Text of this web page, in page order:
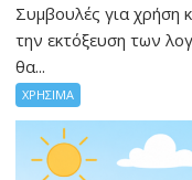
Συμβουλές για χρήση
την εκτόξευση των
θα...
ΧΡΗΣΙΜΑ